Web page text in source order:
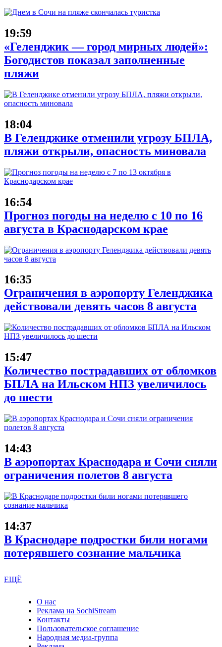
19:59
«Геленджик — город мирных людей»:
Богодистов показал заполненные
пляжи
18:04
В Геленджике отменили угрозу БПЛА,
пляжи открыли, опасность миновала
16:54
Прогноз погоды на неделю с 10 по 16
августа в Краснодарском крае
16:35
Ограничения в аэропорту Геленджика
действовали девять часов 8 августа
15:47
Количество пострадавших от обломков
БПЛА на Ильском НПЗ увеличилось
до шести
14:43
В аэропортах Краснодара и Сочи сняли
ограничения полетов 8 августа
14:37
В Краснодаре подростки били ногами
потерявшего сознание мальчика
ЕЩЁ
О нас
Реклама на SochiStream
Контакты
Пользовательское соглашение
Народная медиа-группа